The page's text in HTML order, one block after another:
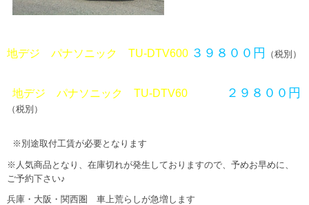
地デジ パナソニック TU-DTV600 ３９８００円 （税別）
地デジ パナソニック TU-DTV60 ２９８００円
（税別）
※別途取付工賃が必要となります
※人気商品となり、在庫切れが発生しておりますので、予めお早めに、
ご予約下さい♪
兵庫・大阪・関西圏 車上荒らしが急増します